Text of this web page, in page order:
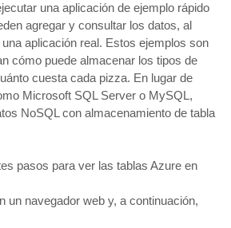
una aplicación de ejemplo rápido
agregar y consultar los datos, al
aplicación real. Estos ejemplos son
cómo puede almacenar los tipos de
cuesta cada pizza. En lugar de
Microsoft SQL Server o MySQL,
NoSQL con almacenamiento de tabla
pasos para ver las tablas Azure en
un navegador web y, a continuación,